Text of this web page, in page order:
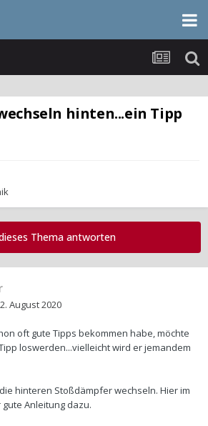
hinten...ein Tipp
Thema antworten
August 2020
oft gute Tipps bekommen habe, möchte
loswerden...vielleicht wird er jemandem
hinteren Stoßdämpfer wechseln. Hier im
Anleitung dazu.